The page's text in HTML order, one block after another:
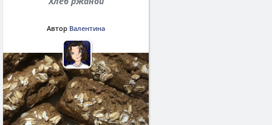
Автор Валентина